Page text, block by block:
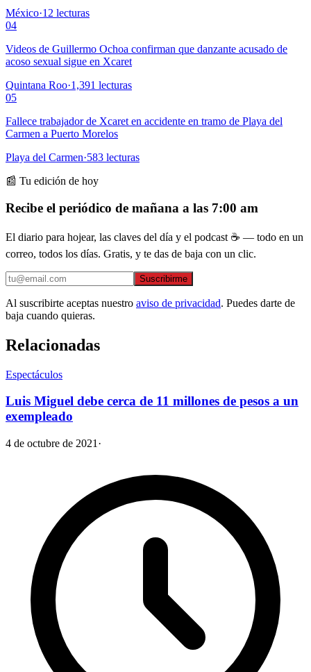
México·12 lecturas
04
Videos de Guillermo Ochoa confirman que danzante acusado de
acoso sexual sigue en Xcaret
Quintana Roo·1,391 lecturas
05
Fallece trabajador de Xcaret en accidente en tramo de Playa del
Carmen a Puerto Morelos
Playa del Carmen·583 lecturas
📰 Tu edición de hoy
Recibe el periódico de mañana a las 7:00 am
El diario para hojear, las claves del día y el podcast ☕ — todo en un
correo, todos los días. Gratis, y te das de baja con un clic.
Suscribirme
Al suscribirte aceptas nuestro aviso de privacidad. Puedes darte de
baja cuando quieras.
Relacionadas
Espectáculos
Luis Miguel debe cerca de 11 millones de pesos a un
exempleado
4 de octubre de 2021 ·